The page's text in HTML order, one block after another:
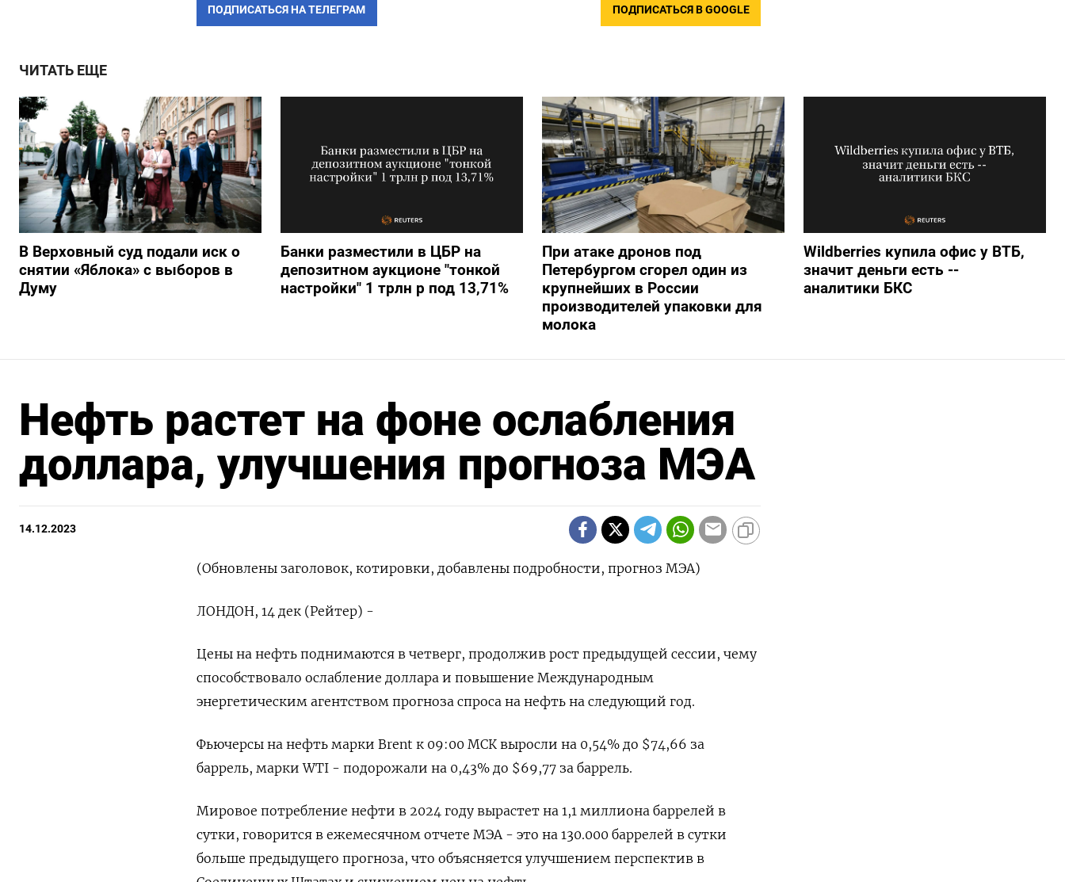
ПОДПИСАТЬСЯ НА ТЕЛЕГРАМ ПОДПИСАТЬСЯ В GOOGLE
ЧИТАТЬ ЕЩЕ
В Верховный суд подали иск о
снятии «Яблока» с выборов в
Думу
Банки разместили в ЦБР на
депозитном аукционе "тонкой
настройки" 1 трлн р под 13,71%
При атаке дронов под
Петербургом сгорел один из
крупнейших в России
производителей упаковки для
молока
Wildberries купила офис у ВТБ,
значит деньги есть --
аналитики БКС
Нефть растет на фоне ослабления
доллара, улучшения прогноза МЭА
14.12.2023
(Обновлены заголовок, котировки, добавлены подробности, прогноз МЭА)
ЛОНДОН, 14 дек (Рейтер) -
Цены на нефть поднимаются в четверг, продолжив рост предыдущей сессии, чему
способствовало ослабление доллара и повышение Международным
энергетическим агентством прогноза спроса на нефть на следующий год.
Фьючерсы на нефть марки Brent к 09:00 МСК выросли на 0,54% до $74,66 за
баррель, марки WTI - подорожали на 0,43% до $69,77 за баррель.
Мировое потребление нефти в 2024 году вырастет на 1,1 миллиона баррелей в
сутки, говорится в ежемесячном отчете МЭА - это на 130.000 баррелей в сутки
больше предыдущего прогноза, что объясняется улучшением перспектив в